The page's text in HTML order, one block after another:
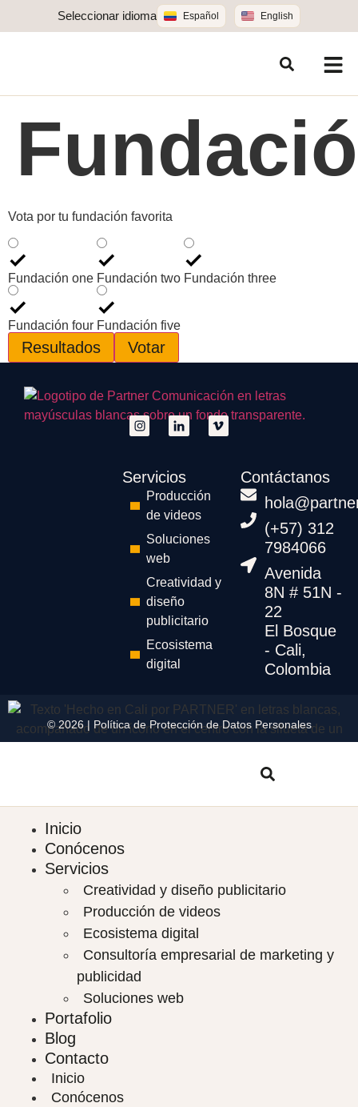
Seleccionar idioma Español English
Vota por tu fundación favorita
Fundación one Fundación two Fundación three
Fundación four Fundación five
Resultados Votar
Servicios
Producción
de videos
Soluciones
web
Creatividad y
diseño
publicitario
Ecosistema
digital
Contáctanos
(+57) 312
7984066
Avenida
8N # 51N -
22
El Bosque
- Cali,
Colombia
© 2026 | Política de Protección de Datos Personales
Inicio
Conócenos
Servicios
Creatividad y diseño publicitario
Producción de videos
Ecosistema digital
Consultoría empresarial de marketing y
publicidad
Soluciones web
Portafolio
Blog
Contacto
Inicio
Conócenos